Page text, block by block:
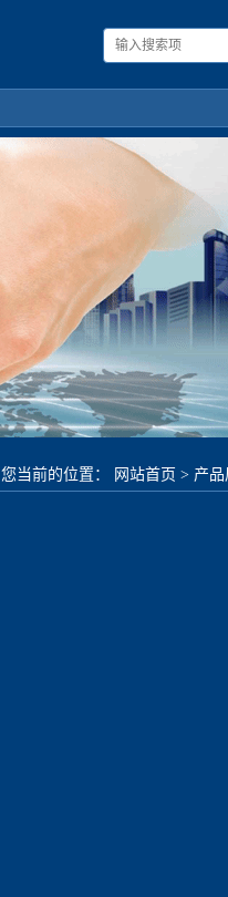
您当前的位置： 网站首页 > 产品